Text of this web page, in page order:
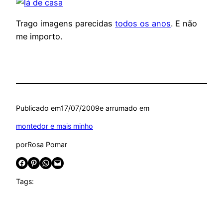
Trago imagens parecidas todos os anos. E não
me importo.
Publicado em17/07/2009e arrumado em
montedor e mais minho
porRosa Pomar
Share on Facebook Share on Pinterest Share on WhatsApp Email this Page
Tags: